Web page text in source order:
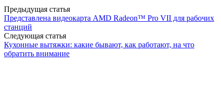
Предыдущая статья
Представлена видеокарта AMD Radeon™ Pro VII для рабочих
станций
Следующая статья
Кухонные вытяжки: какие бывают, как работают, на что
обратить внимание